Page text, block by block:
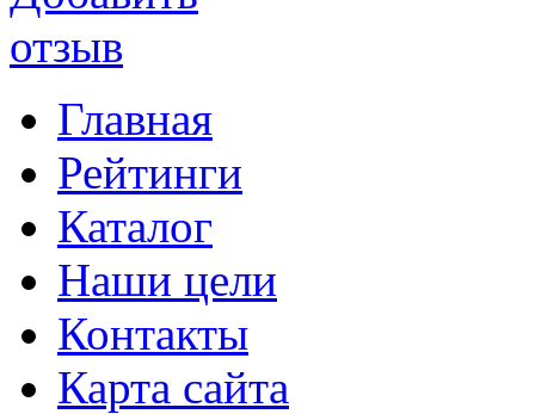
Главная
Рейтинги
Каталог
Наши цели
Контакты
Карта сайта